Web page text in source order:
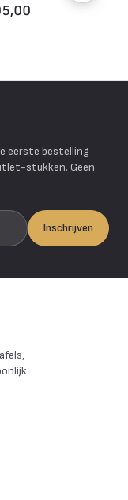
eerste bestelling
stukken. Geen
Inschrijven